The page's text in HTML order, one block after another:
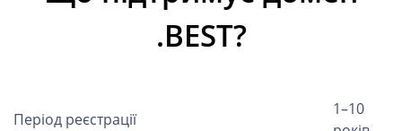
.BEST?
Період реєстрації
1–10